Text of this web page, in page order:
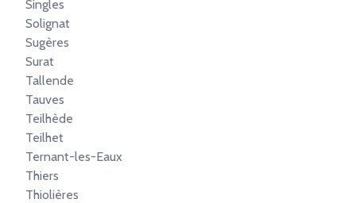
Singles
Solignat
Sugères
Surat
Tallende
Tauves
Teilhède
Teilhet
Ternant-les-Eaux
Thiers
Thiolières